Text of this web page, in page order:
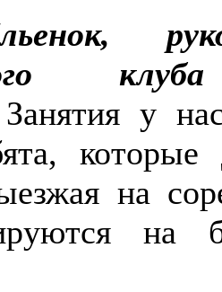
Занятия у
которые
на
на